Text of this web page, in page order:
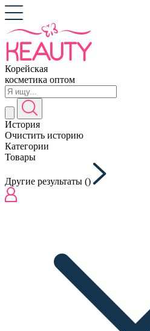
Корейская
косметика оптом
История
Очистить историю
Категории
Товары
Другие результаты ()